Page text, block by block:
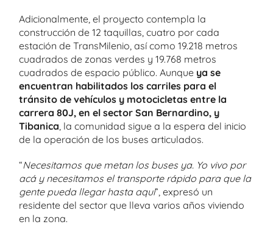
Adicionalmente, el proyecto contempla la
construcción de 12 taquillas, cuatro por cada
estación de TransMilenio, así como 19.218 metros
cuadrados de zonas verdes y 19.768 metros
cuadrados de espacio público. Aunque ya se
encuentran habilitados los carriles para el
tránsito de vehículos y motocicletas entre la
carrera 80J, en el sector San Bernardino, y
Tibanica , la comunidad sigue a la espera del inicio
de la operación de los buses articulados.
“Necesitamos que metan los buses ya. Yo vivo por
acá y necesitamos el transporte rápido para que la
gente pueda llegar hasta aquí”, expresó un
residente del sector que lleva varios años viviendo
en la zona.